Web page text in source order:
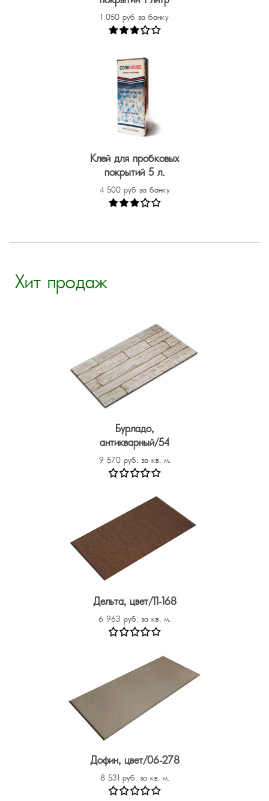
1 050 руб за банку
Клей для пробковых
покрытий 5 л.
4 500 руб за банку
Хит продаж
Бурладо,
антикварный/54
9 570 руб. за кв. м.
Дельта, цвет/11-168
6 963 руб. за кв. м.
Дофин, цвет/06-278
8 531 руб. за кв. м.